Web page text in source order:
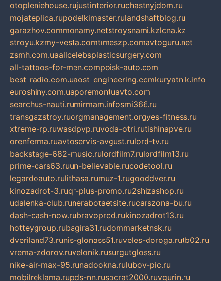
otopleniehouse.rujustinterior.ruchastnyjdom.ru
mojateplica.rupodelkimaster.rulandshaftblog.ru
garazhov.commonamy.netstroysnami.kzlcna.kz
stroyu.kzmy-vesta.comtimeszp.comavtoguru.net
zsmh.com.uaallcelebsplasticsurgery.com
all-tattoos-for-men.compoisk-auto.com
best-radio.com.uaost-engineering.comkuryatnik.info
euroshiny.com.uaporemontuavto.com
searchus-nauti.rumirmam.infosmi366.ru
transgazstroy.ruorgmanagement.orgyes-fitness.ru
xtreme-rp.ruwasdpvp.ruvoda-otri.rutishinapve.ru
orenferma.ruavtoservis-avgust.rulord-tv.ru
backstage-682-music.rulordfilm7.rulordfilm13.ru
prime-cars63.ruun-believable.rucodetool.ru
legardoauto.rulithasa.rumuz-1.rugooddver.ru
kinozadrot-3.ruqr-plus-promo.ru2shizashop.ru
udalenka-club.runerabotaetsite.rucarszona-bu.ru
dash-cash-now.rubravoprod.rukinozadrot13.ru
hotteygroup.rubagira31.rudommarketnsk.ru
dveriland73.runis-glonass51.ruveles-doroga.rutb02.ru
vrema-zdorov.ruvelonik.rusurgutgloss.ru
nike-air-max-95.runadookna.rulubov-pic.ru
mobilreklama.rupds-nn.rusocrat2000.ruvgurin.ru